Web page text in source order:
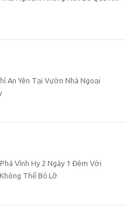
An Yên Tại Vườn Nhà Ngoại
Vĩnh Hy 2 Ngày 1 Đêm Với
Thể Bỏ Lỡ